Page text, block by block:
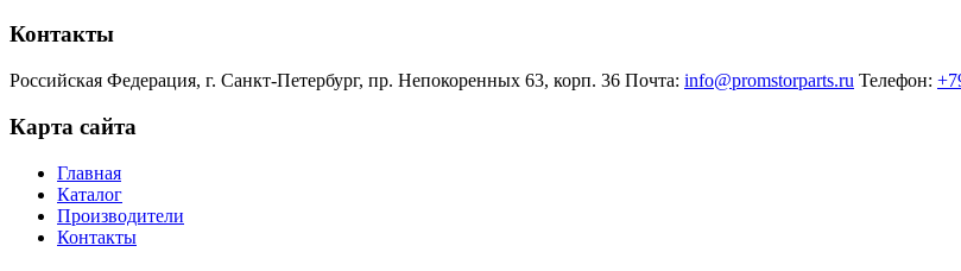
Контакты
Российская Федерация, г. Санкт-Петербург, пр. Непокоренных 63, корп. 36 Почта: info@promstorparts.ru Телефон:
Карта сайта
Главная
Каталог
Производители
Контакты